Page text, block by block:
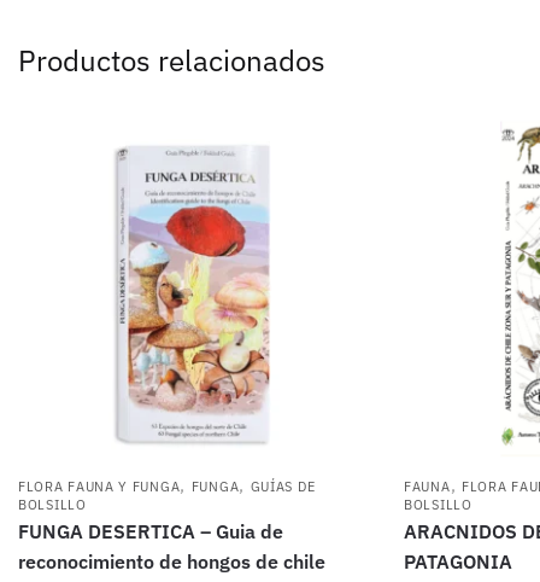
Productos relacionados
FLORA FAUNA Y FUNGA, FUNGA, GUÍAS DE
BOLSILLO
FUNGA DESERTICA – Guia de
reconocimiento de hongos de chile
FAUNA, FLORA
BOLSILLO
ARACNIDOS
PATAGONIA